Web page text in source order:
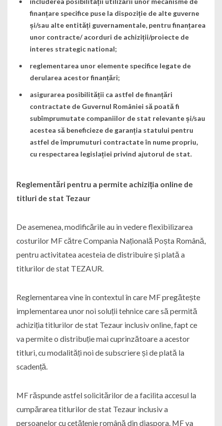
finanțare specifice puse la dispoziție de alte guverne
și/sau alte entități guvernamentale, pentru finanțarea
unor contracte/ acorduri de achiziții/proiecte de
interes strategic national;
reglementarea unor elemente specifice legate de
derularea acestor finanțări;
asigurarea posibilității ca astfel de finanțări
contractate de Guvernul României să poată fi
subîmprumutate companiilor de stat relevante și/sau
acestea să beneficieze de garanția statului pentru
astfel de împrumuturi contractate în nume propriu,
cu respectarea legislației privind ajutorul de stat.
Reglementări pentru a permite achiziția online de
titluri de stat Tezaur
De asemenea, modificările au in vedere flexibilizarea
costurilor MF către Compania Națională Poșta Română,
pentru activitatea acesteia de distribuire și plată a
titlurilor de stat TEZAUR.
Reglementarea vine în contextul în care MF pregătește
implementarea unor noi soluții tehnice care să permită
achiziția titlurilor de stat Tezaur inclusiv online, fapt ce
va permite o distribuție mai cuprinzătoare a acestor
titluri, cu modalități noi de subscriere și de plată la
scadență.
MF răspunde astfel solicitărilor de a facilita accesul la
cumpărarea titlurilor de stat Tezaur inclusiv a
persoanelor cu cetățenie română din diaspora. MF va